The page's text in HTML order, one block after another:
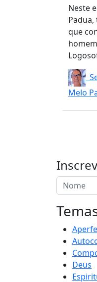
Neste
que
Melo
Deus